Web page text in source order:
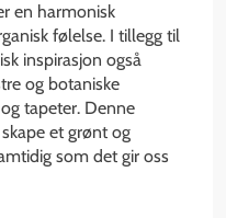
en harmonisk
følelse. I tillegg til
inspirasjon også
og botaniske
tapeter. Denne
et grønt og
som det gir oss